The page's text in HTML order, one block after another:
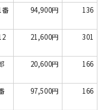
番
94,900円 136
21,600円 301
20,600円 166
97,500円 166